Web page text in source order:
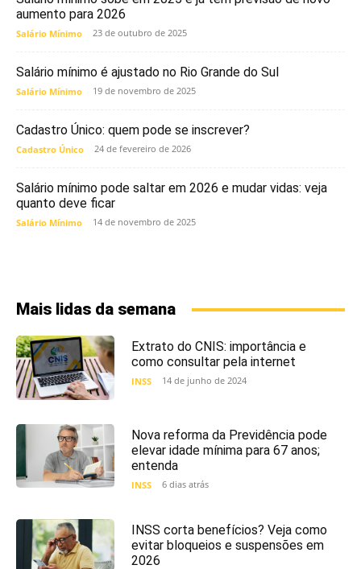
aumento para 2026
Salário Mínimo 23 de outubro de 2025
Salário mínimo é ajustado no Rio Grande do Sul
Salário Mínimo 19 de novembro de 2025
Cadastro Único: quem pode se inscrever?
Cadastro Único 24 de fevereiro de 2026
Salário mínimo pode saltar em 2026 e mudar vidas: veja
quanto deve ficar
Salário Mínimo 14 de novembro de 2025
Mais lidas da semana
Extrato do CNIS: importância e
como consultar pela internet
INSS 14 de junho de 2024
Nova reforma da Previdência pode
elevar idade mínima para 67 anos;
entenda
INSS 6 dias atrás
INSS corta benefícios? Veja como
evitar bloqueios e suspensões em
2026